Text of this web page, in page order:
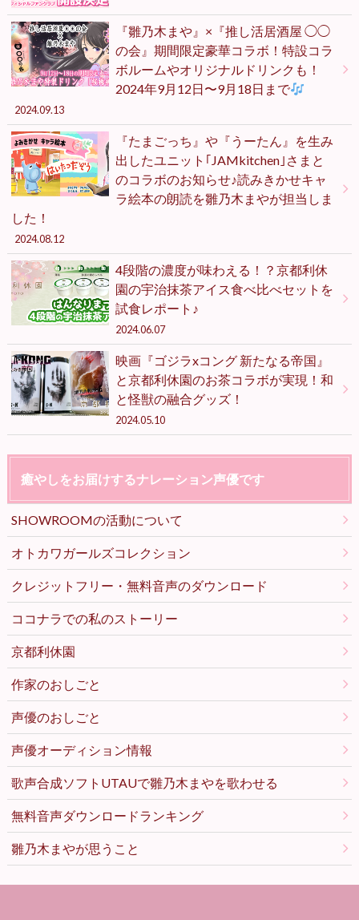
『雛乃木まや』×『推し活居酒屋 ◯◯
の会』期間限定豪華コラボ！特設コラ
ボルームやオリジナルドリンクも！
2024年9月12日〜9月18日まで
2024.09.13
『たまごっち』や『うーたん』を生み
出したユニット｢JAMkitchen｣さまと
のコラボのお知らせ♪読みきかせキャ
ラ絵本の朗読を雛乃木まやが担当しま
した！
2024.08.12
4段階の濃度が味わえる！？京都利休
園の宇治抹茶アイス食べ比べセットを
試食レポート♪
2024.06.07
映画『ゴジラxコング 新たなる帝国』
と京都利休園のお茶コラボが実現！和
と怪獣の融合グッズ！
2024.05.10
癒やしをお届けするナレーション声優です
SHOWROOMの活動について
オトカワガールズコレクション
クレジットフリー・無料音声のダウンロード
ココナラでの私のストーリー
京都利休園
作家のおしごと
声優のおしごと
声優オーディション情報
歌声合成ソフトUTAUで雛乃木まやを歌わせる
無料音声ダウンロードランキング
雛乃木まやが思うこと